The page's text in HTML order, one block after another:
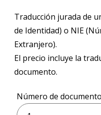
Traducción jurada de
de Identidad) o NIE
Extranjero).
El precio incluye la
documento.
Número de